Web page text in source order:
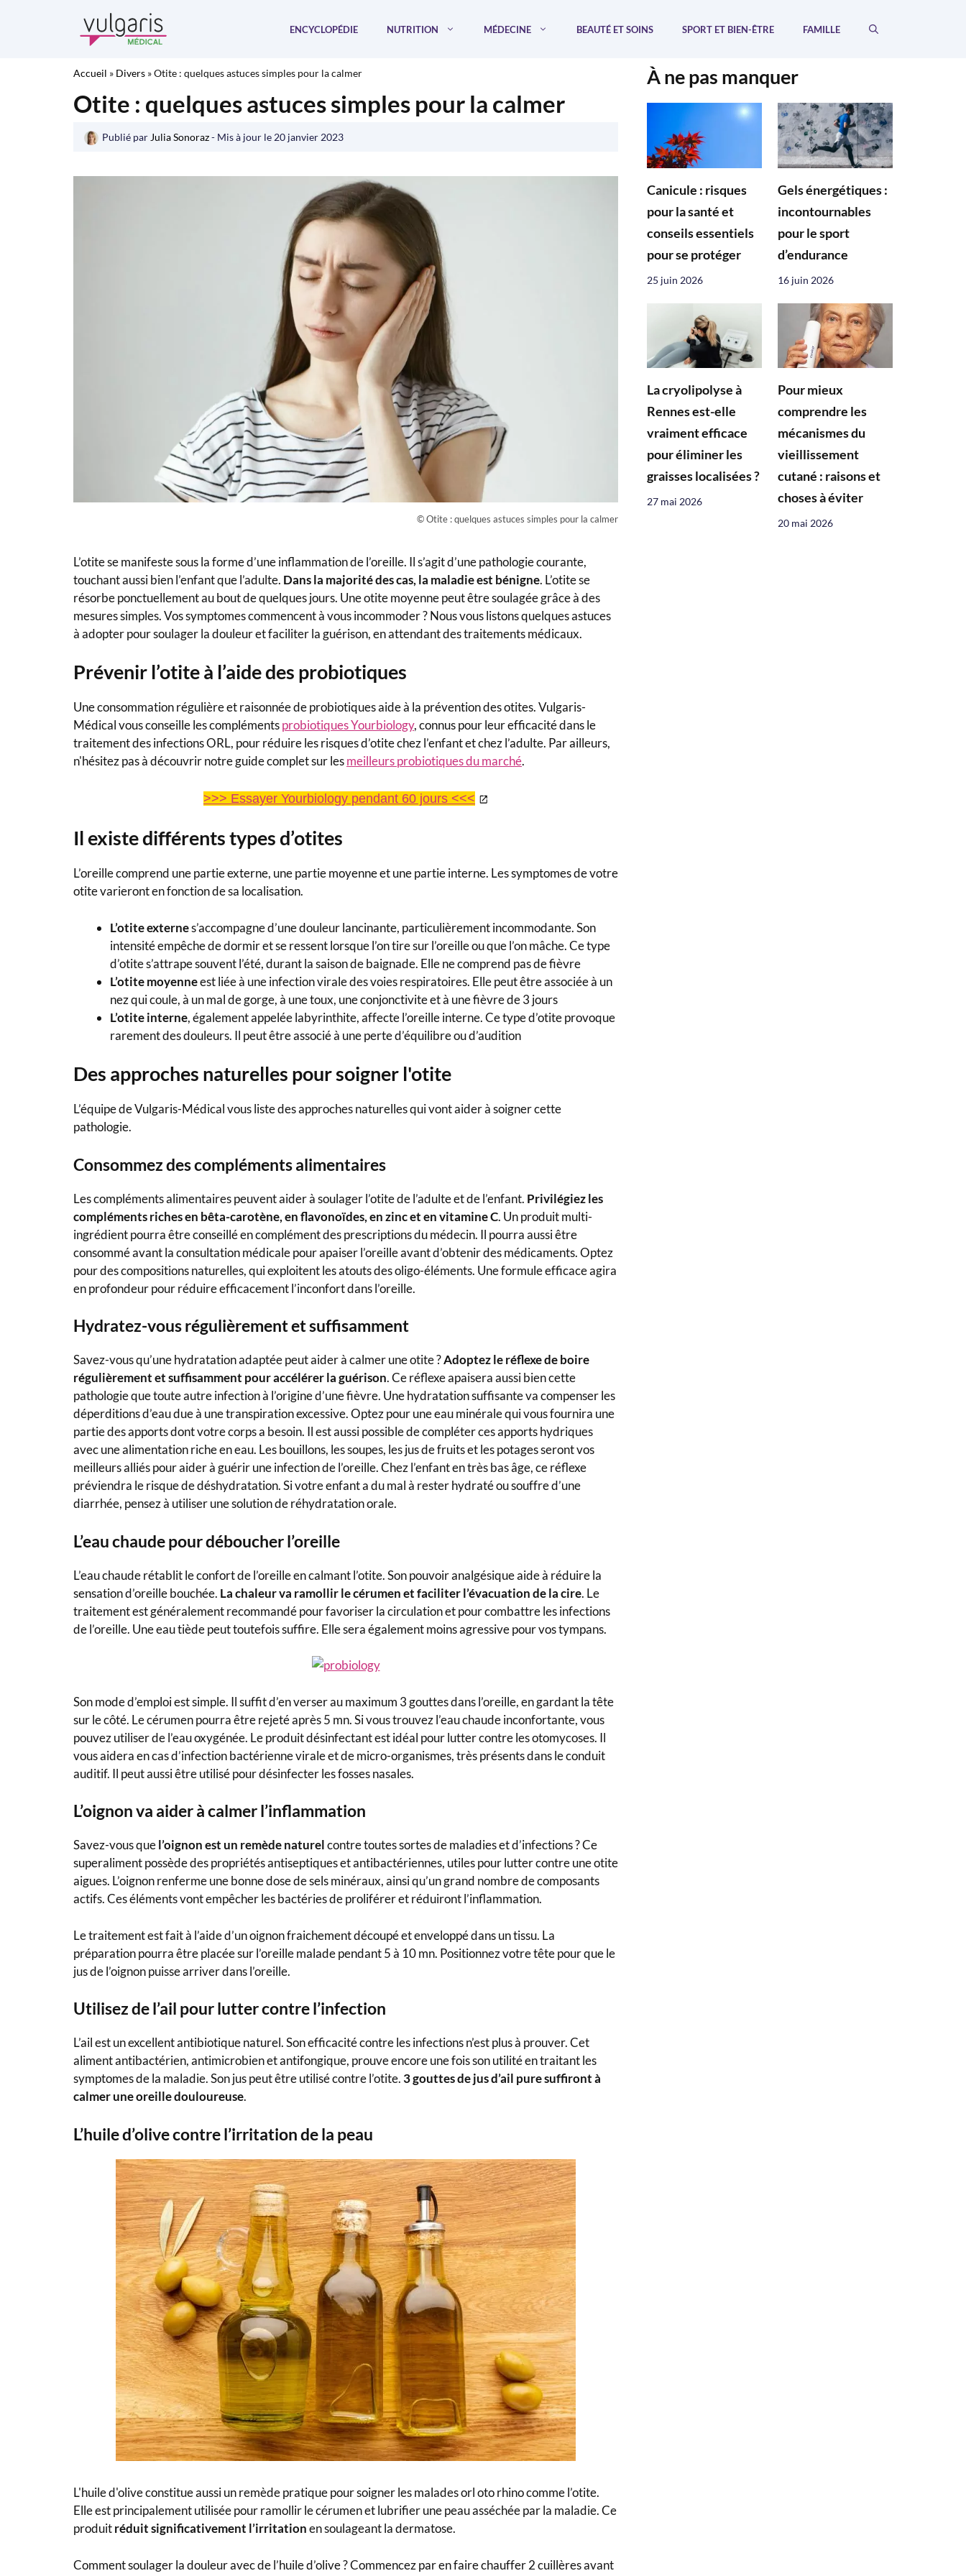
ENCYCLOPÉDIE NUTRITION MÉDECINE BEAUTÉ ET SOINS SPORT ET BIEN-ÊTRE FAMILLE
Accueil » Divers »Otite : quelques astuces simples pour la calmer
Otite : quelques astuces simples pour la calmer
Publié par Julia Sonoraz- Mis à jour le 20 janvier 2023
© Otite : quelques astuces simples pour la calmer
L’otite se manifeste sous la forme d’une inflammation de l’oreille. Il s’agit d’une pathologie courante,
touchant aussi bien l’enfant que l’adulte. Dans la majorité des cas, la maladie est bénigne. L’otite se
résorbe ponctuellement au bout de quelques jours. Une otite moyenne peut être soulagée grâce à des
mesures simples. Vos symptomes commencent à vous incommoder ? Nous vous listons quelques astuces
à adopter pour soulager la douleur et faciliter la guérison, en attendant des traitements médicaux.
Prévenir l’otite à l’aide des probiotiques
Une consommation régulière et raisonnée de probiotiques aide à la prévention des otites. Vulgaris-
Médical vous conseille les complémentsprobiotiques Yourbiology, connus pour leur efficacité dans le
traitement des infections ORL, pour réduire les risques d’otite chez l’enfant et chez l’adulte. Par ailleurs,
n'hésitez pas à découvrir notre guide complet sur lesmeilleurs probiotiques du marché.
>>> Essayer Yourbiology pendant 60 jours <<<
Il existe différents types d’otites
L’oreille comprend une partie externe, une partie moyenne et une partie interne. Les symptomes de votre
otite varieront en fonction de sa localisation.
L’otite externes’accompagne d’une douleur lancinante, particulièrement incommodante. Son
intensité empêche de dormir et se ressent lorsque l’on tire sur l’oreille ou que l’on mâche. Ce type
d’otite s’attrape souvent l’été, durant la saison de baignade. Elle ne comprend pas de fièvre
L’otite moyenneest liée à une infection virale des voies respiratoires. Elle peut être associée à un
nez qui coule, à un mal de gorge, à une toux, une conjonctivite et à une fièvre de 3 jours
L’otite interne, également appelée labyrinthite, affecte l’oreille interne. Ce type d’otite provoque
rarement des douleurs. Il peut être associé à une perte d’équilibre ou d’audition
Des approches naturelles pour soigner l'otite
L’équipe de Vulgaris-Médical vous liste des approches naturelles qui vont aider à soigner cette
pathologie.
Consommez des compléments alimentaires
Les compléments alimentaires peuvent aider à soulager l’otite de l’adulte et de l’enfant. Privilégiez les
compléments riches en bêta-carotène, en flavonoïdes, en zinc et en vitamine C. Un produit multi-
ingrédient pourra être conseillé en complément des prescriptions du médecin. Il pourra aussi être
consommé avant la consultation médicale pour apaiser l’oreille avant d’obtenir des médicaments. Optez
pour des compositions naturelles, qui exploitent les atouts des oligo-éléments. Une formule efficace agira
en profondeur pour réduire efficacement l’inconfort dans l’oreille.
Hydratez-vous régulièrement et suffisamment
Savez-vous qu’une hydratation adaptée peut aider à calmer une otite ?Adoptez le réflexe de boire
régulièrement et suffisamment pour accélérer la guérison. Ce réflexe apaisera aussi bien cette
pathologie que toute autre infection à l’origine d’une fièvre. Une hydratation suffisante va compenser les
déperditions d’eau due à une transpiration excessive. Optez pour une eau minérale qui vous fournira une
partie des apports dont votre corps a besoin. Il est aussi possible de compléter ces apports hydriques
avec une alimentation riche en eau. Les bouillons, les soupes, les jus de fruits et les potages seront vos
meilleurs alliés pour aider à guérir une infection de l’oreille. Chez l’enfant en très bas âge, ce réflexe
préviendra le risque de déshydratation. Si votre enfant a du mal à rester hydraté ou souffre d’une
diarrhée, pensez à utiliser une solution de réhydratation orale.
L’eau chaude pour déboucher l’oreille
L’eau chaude rétablit le confort de l’oreille en calmant l’otite. Son pouvoir analgésique aide à réduire la
sensation d’oreille bouchée. La chaleur va ramollir le cérumen et faciliter l’évacuation de la cire. Le
traitement est généralement recommandé pour favoriser la circulation et pour combattre les infections
de l’oreille. Une eau tiède peut toutefois suffire. Elle sera également moins agressive pour vos tympans.
Son mode d’emploi est simple. Il suffit d’en verser au maximum 3 gouttes dans l’oreille, en gardant la tête
sur le côté. Le cérumen pourra être rejeté après 5 mn. Si vous trouvez l’eau chaude inconfortante, vous
pouvez utiliser de l’eau oxygénée. Le produit désinfectant est idéal pour lutter contre les otomycoses. Il
vous aidera en cas d’infection bactérienne virale et de micro-organismes, très présents dans le conduit
auditif. Il peut aussi être utilisé pour désinfecter les fosses nasales.
L’oignon va aider à calmer l’inflammation
Savez-vous quel’oignon est un remède naturelcontre toutes sortes de maladies et d’infections ? Ce
superaliment possède des propriétés antiseptiques et antibactériennes, utiles pour lutter contre une otite
aigues. L’oignon renferme une bonne dose de sels minéraux, ainsi qu’un grand nombre de composants
actifs. Ces éléments vont empêcher les bactéries de proliférer et réduiront l’inflammation.
Le traitement est fait à l’aide d’un oignon fraichement découpé et enveloppé dans un tissu. La
préparation pourra être placée sur l’oreille malade pendant 5 à 10 mn. Positionnez votre tête pour que le
jus de l’oignon puisse arriver dans l’oreille.
Utilisez de l’ail pour lutter contre l’infection
L’ail est un excellent antibiotique naturel. Son efficacité contre les infections n’est plus à prouver. Cet
aliment antibactérien, antimicrobien et antifongique, prouve encore une fois son utilité en traitant les
symptomes de la maladie. Son jus peut être utilisé contre l’otite. 3 gouttes de jus d’ail pure suffiront à
calmer une oreille douloureuse.
L’huile d’olive contre l’irritation de la peau
L'huile d'olive constitue aussi un remède pratique pour soigner les malades orl oto rhino comme l’otite.
Elle est principalement utilisée pour ramollir le cérumen et lubrifier une peau asséchée par la maladie. Ce
produitréduit significativement l’irritationen soulageant la dermatose.
Comment soulager la douleur avec de l’huile d’olive ? Commencez par en faire chauffer 2 cuillères avant
À ne pas manquer
Canicule : risques
pour la santé et
conseils essentiels
pour se protéger
25 juin 2026
Gels énergétiques :
incontournables
pour le sport
d’endurance
16 juin 2026
La cryolipolyse à
Rennes est-elle
vraiment efficace
pour éliminer les
graisses localisées ?
27 mai 2026
Pour mieux
comprendre les
mécanismes du
vieillissement
cutané : raisons et
choses à éviter
20 mai 2026